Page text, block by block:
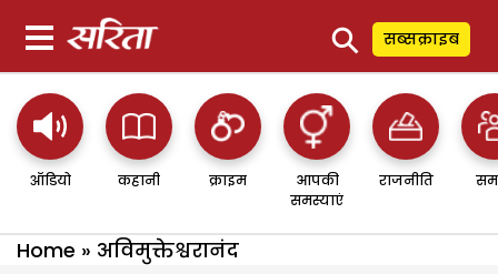
⚲ सब्सक्राइब
ऑडियो कहानी क्राइम
आपकी
समस्याएं
राजनीति
Home » अविमुक्तेश्वरानंद